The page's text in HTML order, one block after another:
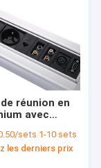
réunion en
avec
avec
sets 1-10 sets
les derniers prix